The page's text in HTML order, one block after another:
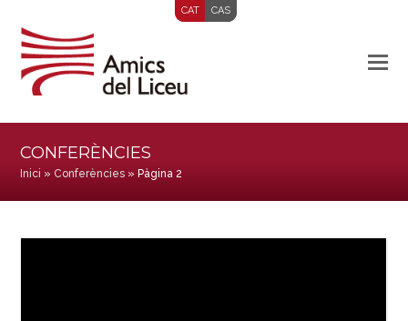
CAT CAS
CONFERÈNCIES
Inici » Conferències » Pàgina 2